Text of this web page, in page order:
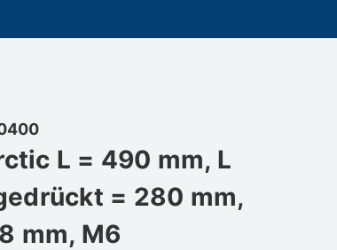
L = 490 mm, L
= 280 mm,
mm, M6